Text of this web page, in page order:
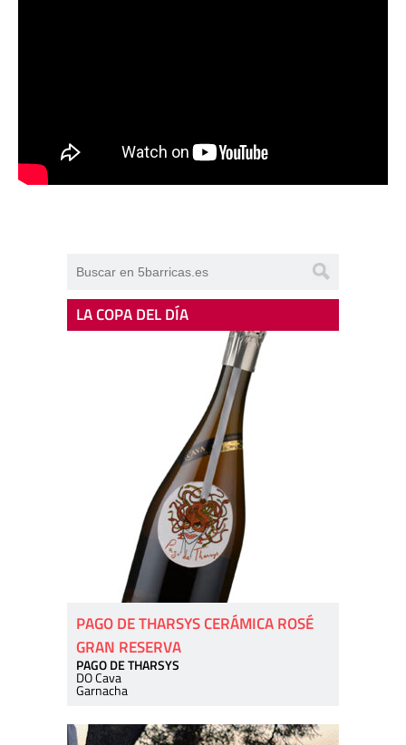
LA COPA DEL DÍA
PAGO DE THARSYS CERÁMICA ROSÉ
GRAN RESERVA
PAGO DE THARSYS
DO Cava
Garnacha